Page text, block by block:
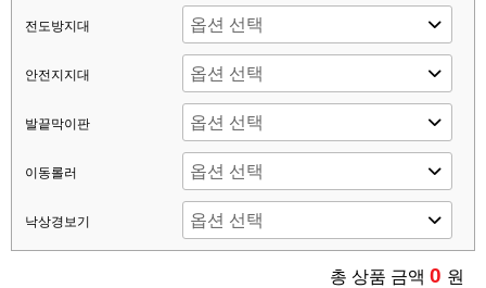
전도방지대
안전지지대
발끝막이판
이동롤러
낙상경보기
총 상품 금액 0 원